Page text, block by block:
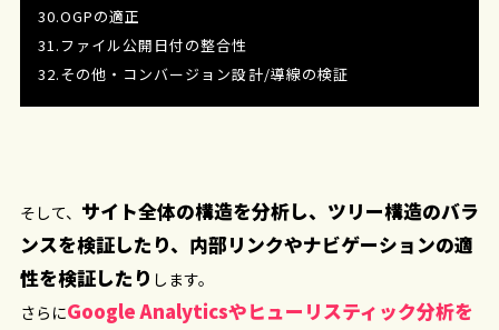
30.OGPの適正
31.ファイル公開日付の整合性
32.その他・コンバージョン設計/導線の検証
そして、 サイト全体の構造を分析し、ツリー構造のバラ
ンスを検証したり、内部リンクやナビゲーションの適
性を検証したり します。
さらにGoogle Analyticsやヒューリスティック分析を